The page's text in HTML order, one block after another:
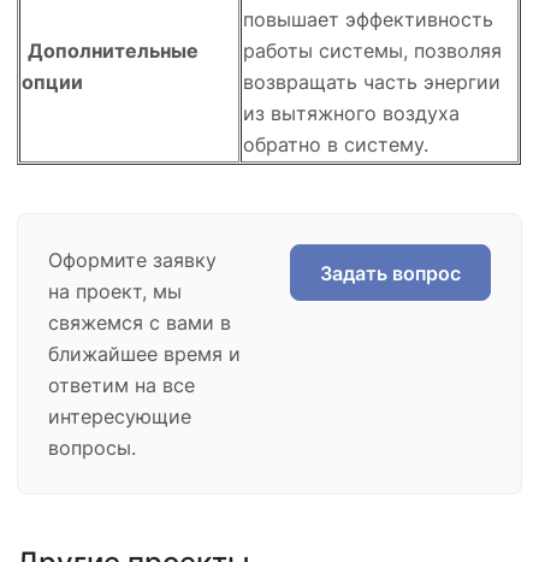
Дополнительные
опции
повышает эффективность
работы системы, позволяя
возвращать часть энергии
из вытяжного воздуха
обратно в систему.
Оформите заявку
на проект, мы
свяжемся с вами в
ближайшее время и
ответим на все
интересующие
вопросы.
Задать вопрос